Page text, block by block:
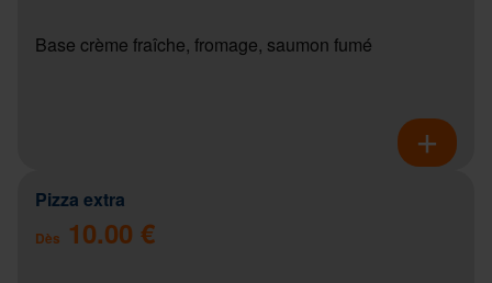
Base crème fraîche, fromage, saumon fumé
Pizza extra
Dès 10.00 €